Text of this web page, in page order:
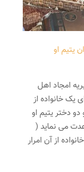
یتیم او
امجاد اهل
خانواده از
دختر یتیم او
می نماید (
از آن امرار